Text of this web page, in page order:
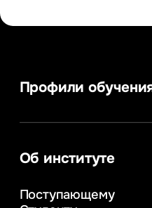
Профили
Сервис в сфере
аналитика
Управление в сфере
Психолого-
Об институте
Поступающему